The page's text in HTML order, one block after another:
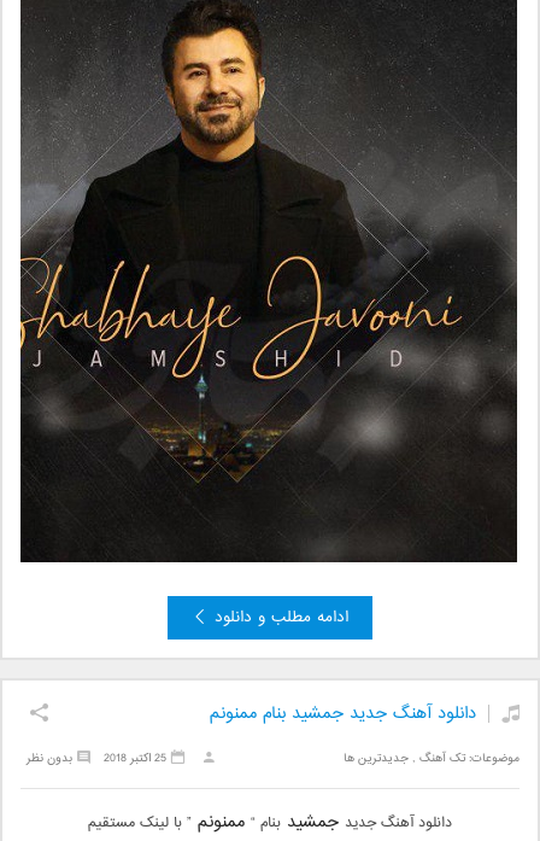
ادامه مطلب و دانلود
دانلود آهنگ جدید جمشید بنام ممنونم
موضوعات:تک آهنگ ,جدیدترین ها بدون نظر 25 اکتبر 2018
دانلود آهنگ جدید جمشید بنام “ ممنونم ” با لینک مستقیم